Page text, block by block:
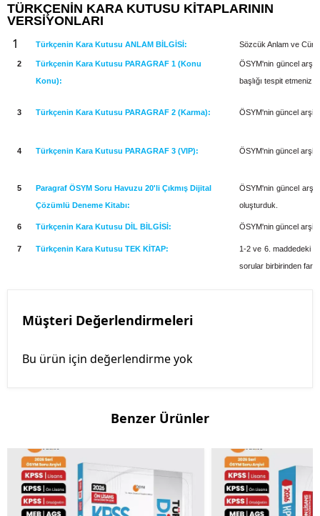
TÜRKÇENİN KARA KUTUSU KİTAPLARININ
VERSİYONLARI
1 Türkçenin Kara Kutusu ANLAM BİLGİSİ: Sözcük Anlam ve
2
Türkçenin Kara Kutusu PARAGRAF 1 (Konu
Konu):
ÖSYM'nin güncel
başlığı tespit etmeniz
3 Türkçenin Kara Kutusu PARAGRAF 2 (Karma): ÖSYM'nin güncel
4 Türkçenin Kara Kutusu PARAGRAF 3 (VIP): ÖSYM'nin güncel
5
Paragraf ÖSYM Soru Havuzu 20'li Çıkmış Dijital
Çözümlü Deneme Kitabı:
ÖSYM'nin güncel
oluşturduk.
6 Türkçenin Kara Kutusu DİL BİLGİSİ: ÖSYM'nin güncel
7 Türkçenin Kara Kutusu TEK KİTAP:
1-2 ve 6. maddedeki
sorular birbirinden
Müşteri Değerlendirmeleri
Bu ürün için değerlendirme yok
Benzer Ürünler